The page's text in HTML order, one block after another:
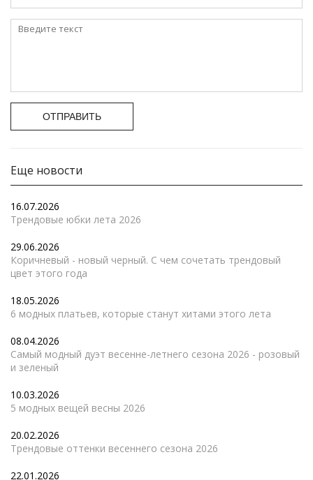
ОТПРАВИТЬ
Еще новости
16.07.2026
Трендовые юбки лета 2026
29.06.2026
Коричневый - новый черный. С чем сочетать трендовый
цвет этого года
18.05.2026
6 модных платьев, которые станут хитами этого лета
08.04.2026
Самый модный дуэт весенне-летнего сезона 2026 - розовый
и зеленый
10.03.2026
5 модных вещей весны 2026
20.02.2026
Трендовые оттенки весеннего сезона 2026
22.01.2026